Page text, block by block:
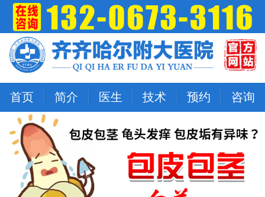
首页 简介 医生 技术 预约 咨询